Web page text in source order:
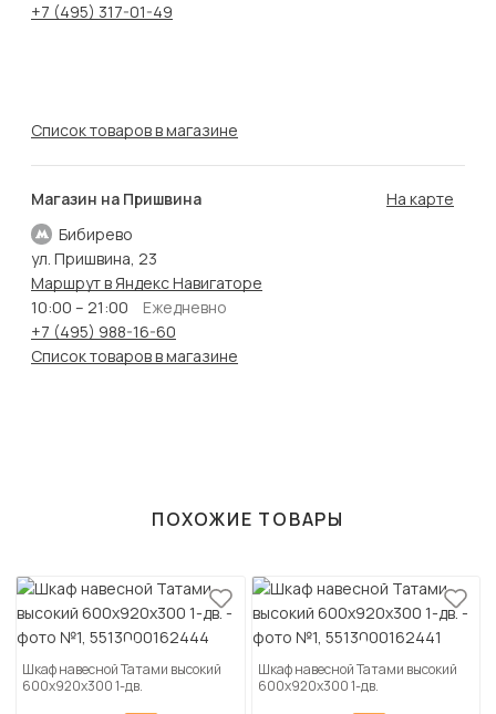
+7 (495) 317-01-49
Список товаров в магазине
Магазин на Пришвина
Бибирево
На карте
ул. Пришвина, 23
Маршрут в Яндекс Навигаторе
10:00 – 21:00
Ежедневно
+7 (495) 988-16-60
Список товаров в магазине
ПОХОЖИЕ ТОВАРЫ
Шкаф навесной Татами высокий
600х920х300 1-дв.
Шкаф навесной Татами высокий
600х920х300 1-дв.